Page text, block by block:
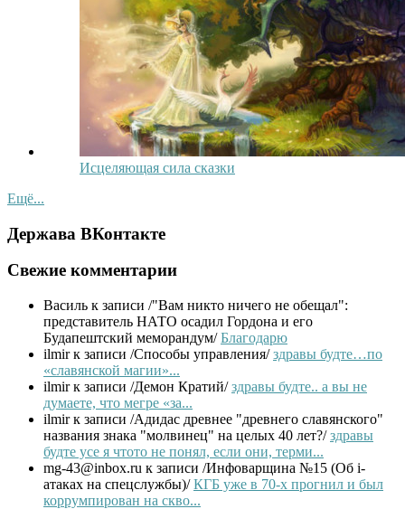
Исцеляющая сила сказки
Ещё...
Держава ВКонтакте
Свежие комментарии
Василь к записи /"Вам никто ничего не обещал":
представитель НАТО осадил Гордона и его
Будапештский меморандум/Благодарю
ilmirк записи /Способы управления/здравы будте…по
«славянской магии»...
ilmirк записи /Демон Кратий/здравы будте.. а вы не
думаете, что мегре «за...
ilmirк записи /Адидас древнее "древнего славянского"
названия знака "молвинец" на целых 40 лет?/здравы
будте усе я чтото не понял, если они, терми...
mg-43@inbox.ru к записи /Инфоварщина №15 (Об i-
атаках на спецслужбы)/КГБ уже в 70-х прогнил и был
коррумпирован на скво...